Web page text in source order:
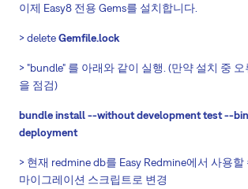
이제 Easy8 전용 Gems를 설치합니다.
> deleteGemfile.lock
> "bundle" 를 아래와 같이 실행. (만약 설치 중
을 점검)
bundle install --without development test --
deployment
> 현재 redmine db를 Easy Redmine에서 사용할
마이그레이션 스크립트로 변경